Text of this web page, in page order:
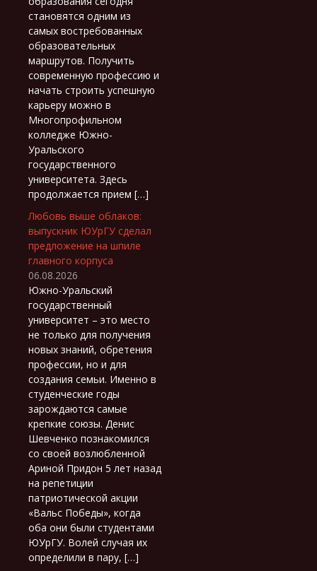
становятся одним из
самых востребованных
образовательных
маршрутов. Получить
современную профессию и
начать строить успешную
карьеру можно в
Многопрофильном
колледже Южно-
Уральского
государственного
университета. Здесь
продолжается прием […]
Любовь выше облаков:
выпускник ЮУрГУ сделал
предложение на шпиле
главного корпуса
06.08.2026
Южно-Уральский
государственный
университет – это место
не только для получения
новых знаний, обретения
профессии, но и для
создания семьи. Именно в
студенческие годы
зарождаются самые
крепкие союзы. Денис
Шевченко познакомился
со своей возлюбленной
Ариной Придон 5 лет назад
на репетиции
патриотической акции
«Вальс Победы», когда
оба они были студентами
ЮУрГУ. Волей случая их
определили в пару, […]